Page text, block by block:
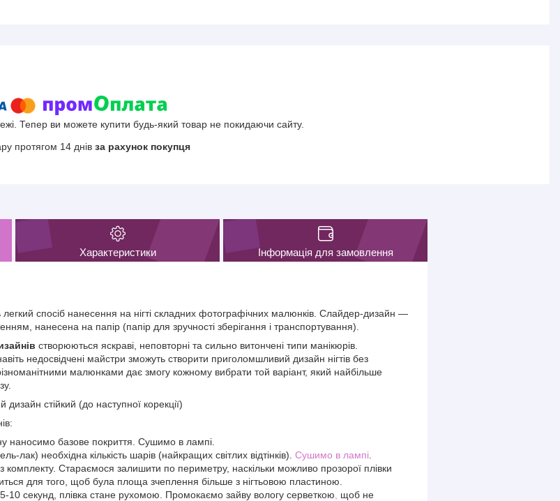
Тепер ви можете купити будь-який товар не покидаючи сайту.
протягом 14 днів за рахунок покупця
Характеристики Інформація для замовлення
спосіб нанесення на нігті складних фотографічних малюнків. Слайдер-дизайн —
нанесена на папір (папір для зручності зберігання і транспортування).
створюються яскраві, неповторні та сильно витончені типи манікюрів.
недосвідчені майстри зможуть створити приголомшливий дизайн нігтів без
малюнками дає змогу кожному вибрати той варіант, який найбільше
стійкий (до наступної корекції)
наносимо базове покриття. Сушимо в лампі.
лак) необхідна кількість шарів (найкращих світлих відтінків). Сушимо в лампі
комплекту. Стараємося залишити по периметру, наскільки можливо прозорої плівки
для того, щоб була площа зчеплення більше з нігтьовою пластиною.
10 секунд, плівка стане рухомою. Промокаємо зайву вологу серветкою
щоб не